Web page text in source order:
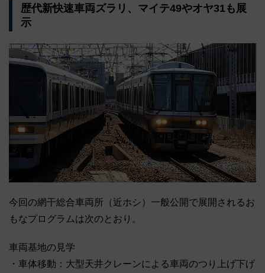
歴代新快速車両ズラリ、マイテ49やオヤ31も展
示
今回の網干総合車両所（近ホシ）一般公開で展開されるお
もなプログラムは次のとおり。
車両基地の見学
・車体移動：大型天井クレーンによる車両のつり上げ下げ